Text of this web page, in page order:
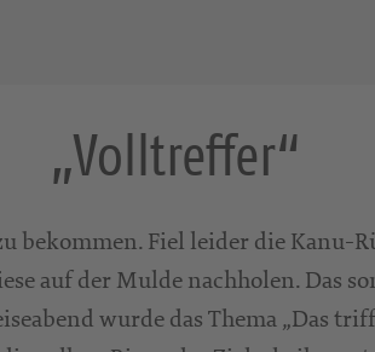
„Volltreffer“
bekommen. Fiel leider die
auf der Mulde nachholen. Das
wurde das Thema „Das